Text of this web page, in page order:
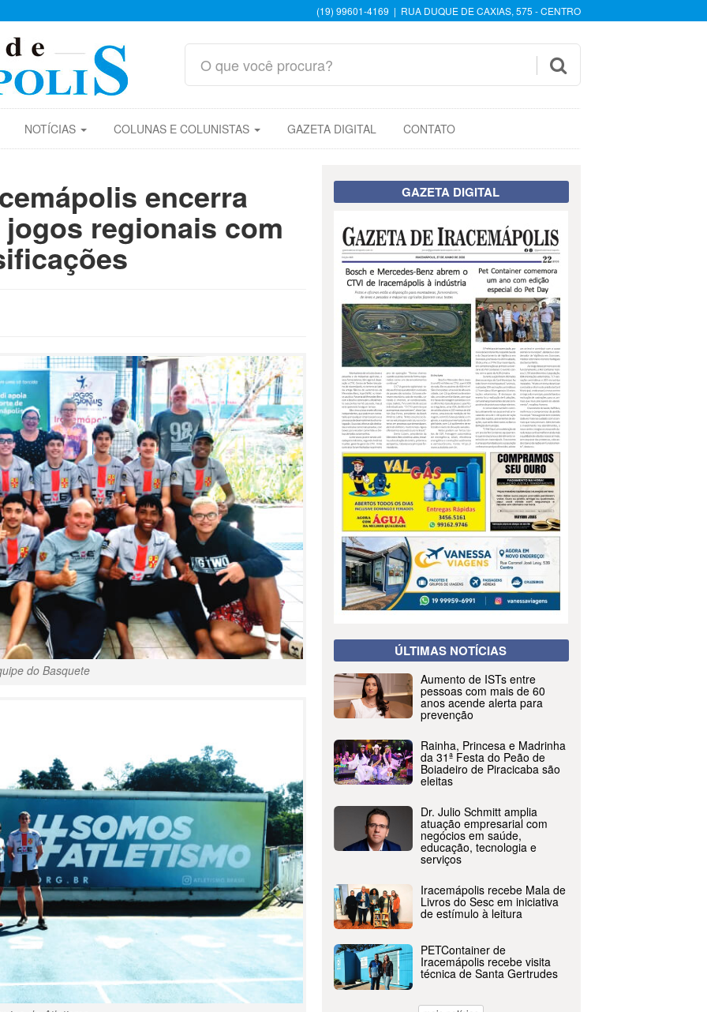
(19) 99601-4169 | RUA DUQUE DE CAXIAS, 575 - CENTRO

NOTÍCIAS COLUNAS E COLUNISTAS GAZETA DIGITAL CONTATO
encerra
regionais com
do Basquete
GAZETA DIGITAL
ÚLTIMAS NOTÍCIAS
Aumento de ISTs entre
pessoas com mais de 60
anos acende alerta para
prevenção
Rainha, Princesa e Madrinha
da 31ª Festa do Peão de
Boiadeiro de Piracicaba são
eleitas
Dr. Julio Schmitt amplia
atuação empresarial com
negócios em saúde,
educação, tecnologia e
serviços
Iracemápolis recebe Mala de
Livros do Sesc em iniciativa
de estímulo à leitura
PETContainer de
Iracemápolis recebe visita
técnica de Santa Gertrudes